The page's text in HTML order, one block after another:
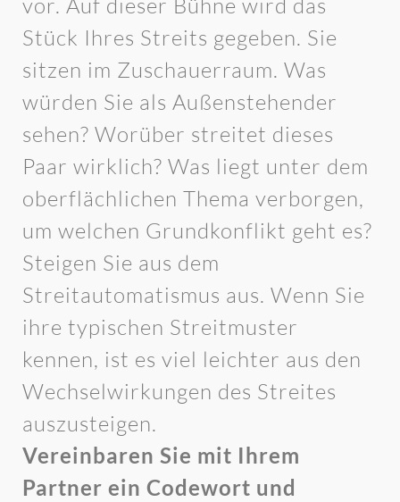
vor. Auf dieser Bühne wird das
Stück Ihres Streits gegeben. Sie
sitzen im Zuschauerraum. Was
würden Sie als Außenstehender
sehen? Worüber streitet dieses
Paar wirklich? Was liegt unter dem
oberflächlichen Thema verborgen,
um welchen Grundkonflikt geht es?
Steigen Sie aus dem
Streitautomatismus aus. Wenn Sie
ihre typischen Streitmuster
kennen, ist es viel leichter aus den
Wechselwirkungen des Streites
auszusteigen.
Vereinbaren Sie mit Ihrem
Partner ein Codewort und